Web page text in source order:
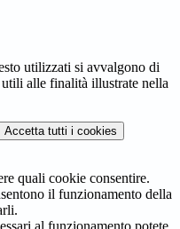
utilizzati si avvalgono di
alle finalità illustrate nella
Accetta tutti i cookies
quali cookie consentire.
il funzionamento della
al funzionamento potete